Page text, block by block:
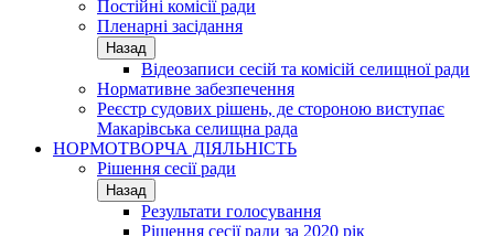
Постійні комісії ради
Пленарні засідання
Назад
Відеозаписи сесій та комісій селищної ради
Нормативне забезпечення
Реєстр судових рішень, де стороною виступає
Макарівська селищна рада
НОРМОТВОРЧА ДІЯЛЬНІСТЬ
Рішення сесії ради
Назад
Результати голосування
Рішення сесії ради за 2020 рік